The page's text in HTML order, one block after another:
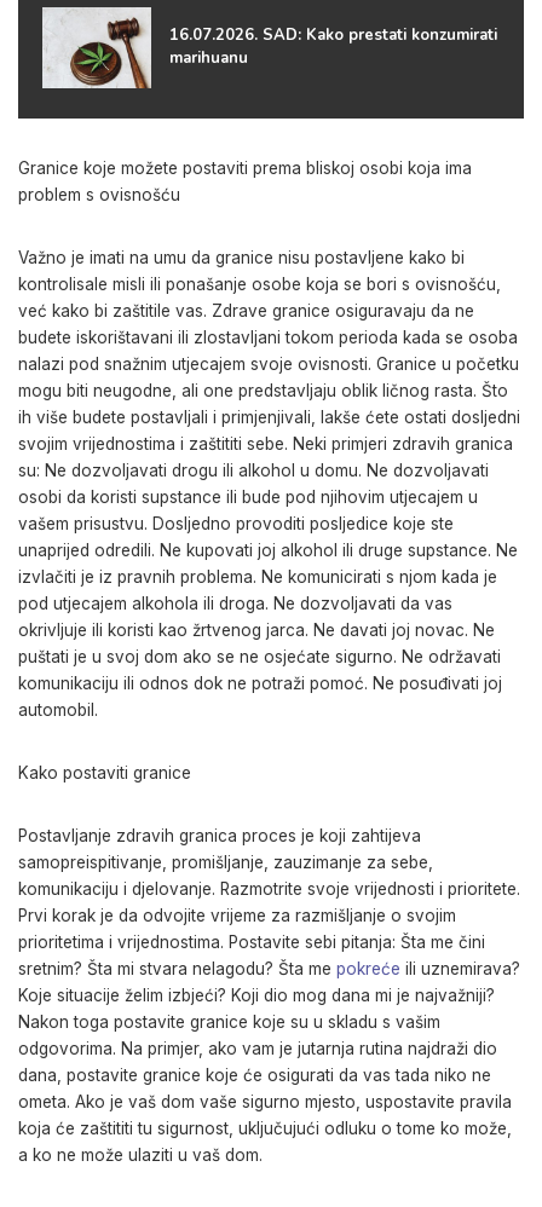
16.07.2026. SAD: Kako prestati konzumirati
marihuanu
Granice koje možete postaviti prema bliskoj osobi koja ima
problem s ovisnošću
Važno je imati na umu da granice nisu postavljene kako bi
kontrolisale misli ili ponašanje osobe koja se bori s ovisnošću,
već kako bi zaštitile vas. Zdrave granice osiguravaju da ne
budete iskorištavani ili zlostavljani tokom perioda kada se osoba
nalazi pod snažnim utjecajem svoje ovisnosti. Granice u početku
mogu biti neugodne, ali one predstavljaju oblik ličnog rasta. Što
ih više budete postavljali i primjenjivali, lakše ćete ostati dosljedni
svojim vrijednostima i zaštititi sebe. Neki primjeri zdravih granica
su: Ne dozvoljavati drogu ili alkohol u domu. Ne dozvoljavati
osobi da koristi supstance ili bude pod njihovim utjecajem u
vašem prisustvu. Dosljedno provoditi posljedice koje ste
unaprijed odredili. Ne kupovati joj alkohol ili druge supstance. Ne
izvlačiti je iz pravnih problema. Ne komunicirati s njom kada je
pod utjecajem alkohola ili droga. Ne dozvoljavati da vas
okrivljuje ili koristi kao žrtvenog jarca. Ne davati joj novac. Ne
puštati je u svoj dom ako se ne osjećate sigurno. Ne održavati
komunikaciju ili odnos dok ne potraži pomoć. Ne posuđivati joj
automobil.
Kako postaviti granice
Postavljanje zdravih granica proces je koji zahtijeva
samopreispitivanje, promišljanje, zauzimanje za sebe,
komunikaciju i djelovanje. Razmotrite svoje vrijednosti i prioritete.
Prvi korak je da odvojite vrijeme za razmišljanje o svojim
prioritetima i vrijednostima. Postavite sebi pitanja: Šta me čini
sretnim? Šta mi stvara nelagodu? Šta me pokreće ili uznemirava?
Koje situacije želim izbjeći? Koji dio mog dana mi je najvažniji?
Nakon toga postavite granice koje su u skladu s vašim
odgovorima. Na primjer, ako vam je jutarnja rutina najdraži dio
dana, postavite granice koje će osigurati da vas tada niko ne
ometa. Ako je vaš dom vaše sigurno mjesto, uspostavite pravila
koja će zaštititi tu sigurnost, uključujući odluku o tome ko može,
a ko ne može ulaziti u vaš dom.